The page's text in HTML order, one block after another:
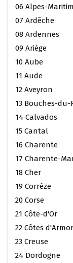
06 Alpes-
07 Ardêche
08 Ardennes
09 Ariège
10 Aube
11 Aude
12 Aveyron
13 Bouches-du-
14 Calvados
15 Cantal
16 Charente
17 Charente-
18 Cher
19 Corrèze
20 Corse
21 Côte-d'Or
22 Côtes d'Armor
23 Creuse
24 Dordogne